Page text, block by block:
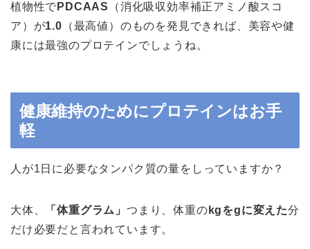
植物性で PDCAAS
（消化吸収効率補正アミノ酸スコ
ア）が1.0 （最高値）のものを発見できれば、美容や健
康には最強のプロテインでしょうね。
健康維持のためにプロテインはお手
軽
人が1日に必要なタンパク質の量をしっていますか？
大体、 「体重グラム」つまり、体重の kgをgに変えた分
だけ必要だと言われています。